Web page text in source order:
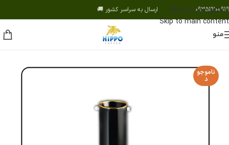
Skip to navigation
Skip to main content
09352200919 ارسال به سراسر کشور 🚚
منو
ناموجو
د